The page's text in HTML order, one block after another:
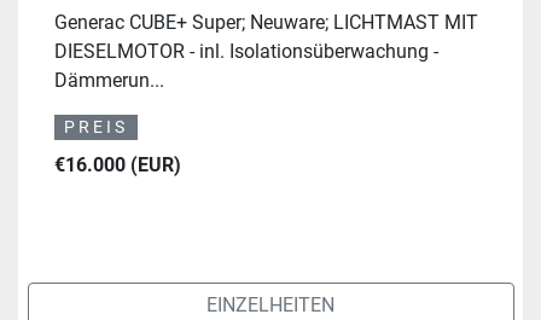
Generac CUBE+ Super; Neuware; LICHTMAST MIT
DIESELMOTOR - inl. Isolationsüberwachung -
Dämmerun...
PREIS
€16.000 (EUR)
EINZELHEITEN